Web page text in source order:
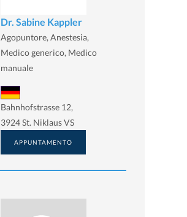
Dr. Sabine Kappler
Agopuntore, Anestesia,
Medico generico, Medico
manuale
Bahnhofstrasse 12,
3924 St. Niklaus VS
APPUNTAMENTO